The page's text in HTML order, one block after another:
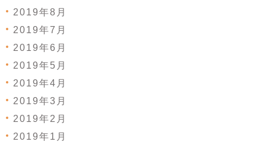
2019年8月
2019年7月
2019年6月
2019年5月
2019年4月
2019年3月
2019年2月
2019年1月